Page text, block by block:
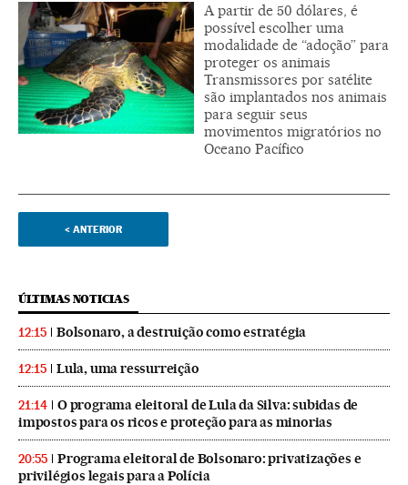
A partir de 50 dólares, é
possível escolher uma
modalidade de “adoção” para
proteger os animais
Transmissores por satélite
são implantados nos animais
para seguir seus
movimentos migratórios no
Oceano Pacífico
< ANTERIOR
ÚLTIMAS NOTICIAS
12:15 Bolsonaro, a destruição como estratégia
12:15 Lula, uma ressurreição
21:14
O programa eleitoral de Lula da Silva: subidas de
impostos para os ricos e proteção para as minorias
20:55
Programa eleitoral de Bolsonaro: privatizações e
privilégios legais para a Polícia